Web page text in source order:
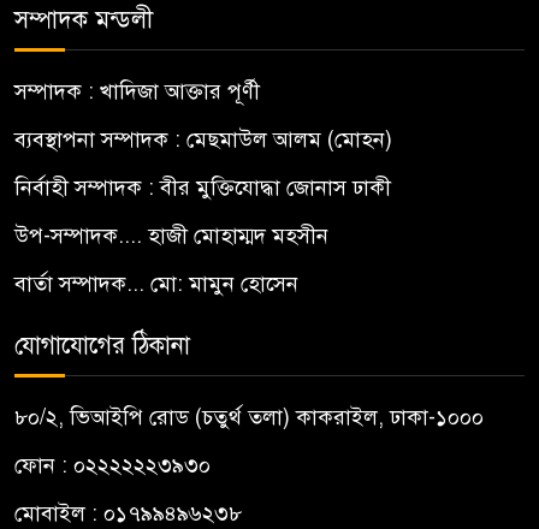
সম্পাদক মন্ডলী
সম্পাদক : খাদিজা আক্তার পূর্ণী
ব্যবস্থাপনা সম্পাদক : মেছমাউল আলম (মোহন)
নির্বাহী সম্পাদক : বীর মুক্তিযোদ্ধা জোনাস ঢাকী
উপ-সম্পাদক.... হাজী মোহাম্মদ মহসীন
বার্তা সম্পাদক... মো: মামুন হোসেন
যোগাযোগের ঠিকানা
৮০/২, ভিআইপি রোড (চতুর্থ তলা) কাকরাইল, ঢাকা-১০০০
ফোন : ০২২২২২২৩৯৩০
মোবাইল : ০১৭৯৯৪৯৬২৩৮